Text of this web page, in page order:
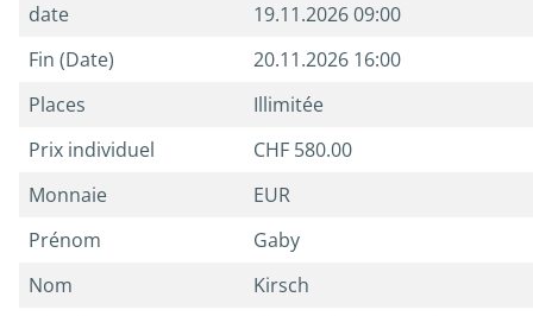
date
19.11.2026 09:00
Fin (Date)
20.11.2026 16:00
Places
Illimitée
Prix individuel
CHF 580.00
Monnaie
EUR
Prénom
Gaby
Nom
Kirsch